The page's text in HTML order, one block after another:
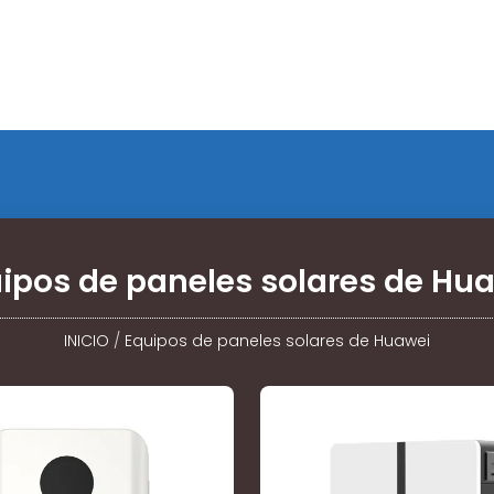
de paneles solares de
INICIO / Equipos de paneles solares de Huawei